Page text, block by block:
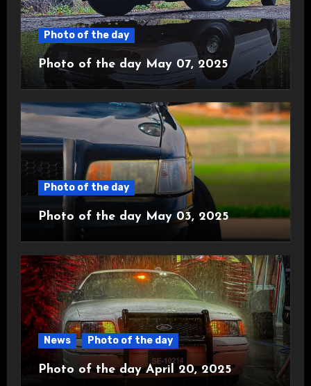
Photo of the day
Photo of the day May 07, 2025
Photo of the day
Photo of the day May 03, 2025
News Photo of the day
Photo of the day April 20, 2025